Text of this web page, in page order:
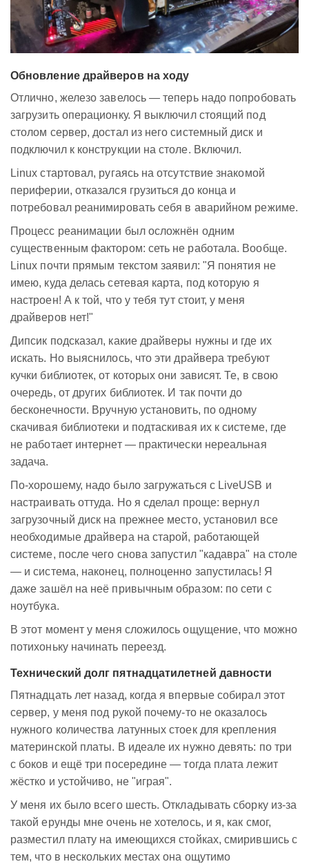
Обновление драйверов на ходу
Отлично, железо завелось — теперь надо попробовать
загрузить операционку. Я выключил стоящий под
столом сервер, достал из него системный диск и
подключил к конструкции на столе. Включил.
Linux стартовал, ругаясь на отсутствие знакомой
периферии, отказался грузиться до конца и
потребовал реанимировать себя в аварийном режиме.
Процесс реанимации был осложнён одним
существенным фактором: сеть не работала. Вообще.
Linux почти прямым текстом заявил: "Я понятия не
имею, куда делась сетевая карта, под которую я
настроен! А к той, что у тебя тут стоит, у меня
драйверов нет!"
Дипсик подсказал, какие драйверы нужны и где их
искать. Но выяснилось, что эти драйвера требуют
кучки библиотек, от которых они зависят. Те, в свою
очередь, от других библиотек. И так почти до
бесконечности. Вручную установить, по одному
скачивая библиотеки и подтаскивая их к системе, где
не работает интернет — практически нереальная
задача.
По-хорошему, надо было загружаться с LiveUSB и
настраивать оттуда. Но я сделал проще: вернул
загрузочный диск на прежнее место, установил все
необходимые драйвера на старой, работающей
системе, после чего снова запустил "кадавра" на столе
— и система, наконец, полноценно запустилась! Я
даже зашёл на неё привычным образом: по сети с
ноутбука.
В этот момент у меня сложилось ощущение, что можно
потихоньку начинать переезд.
Технический долг пятнадцатилетней давности
Пятнадцать лет назад, когда я впервые собирал этот
сервер, у меня под рукой почему-то не оказалось
нужного количества латунных стоек для крепления
материнской платы. В идеале их нужно девять: по три
с боков и ещё три посередине — тогда плата лежит
жёстко и устойчиво, не "играя".
У меня их было всего шесть. Откладывать сборку из-за
такой ерунды мне очень не хотелось, и я, как смог,
разместил плату на имеющихся стойках, смирившись с
тем, что в нескольких местах она ощутимо